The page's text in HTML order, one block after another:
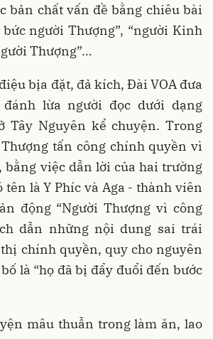
bản chất vấn đề bằng chiêu bài
người Thượng”, “người Kinh
Thượng”…
bịa đặt, đả kích, Đài VOA đưa
lừa người đọc dưới dạng
Tây Nguyên kể chuyện. Trong
tấn công chính quyền vì
bằng việc dẫn lời của hai trường
tên là Y Phíc và Aga - thành viên
động “Người Thượng vì công
dẫn những nội dung sai trái
chính quyền, quy cho nguyên
là “họ đã bị đẩy đuổi đến bước
mâu thuẫn trong làm ăn, lao